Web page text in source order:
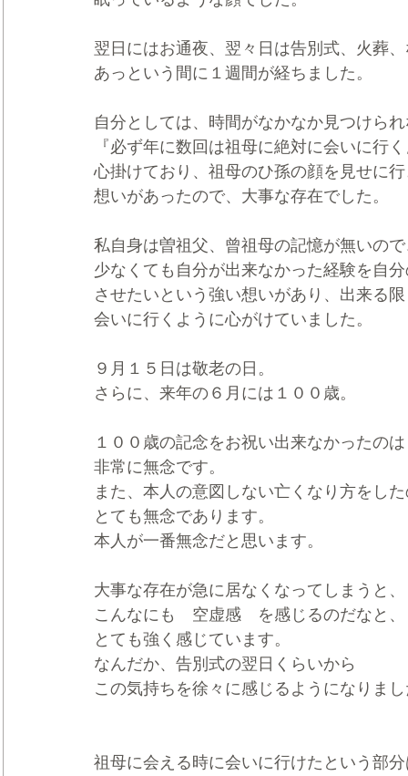
翌日にはお通夜、翌々日は告別式、火葬
あっという間に１週間が経ちました。
自分としては、時間がなかなか見つけら
『必ず年に数回は祖母に絶対に会いに行
心掛けており、祖母のひ孫の顔を見せに
想いがあったので、大事な存在でした。
私自身は曽祖父、曾祖母の記憶が無いの
少なくても自分が出来なかった経験を自
させたいという強い想いがあり、出来る
会いに行くように心がけていました。
９月１５日は敬老の日。
さらに、来年の６月には１００歳。
１００歳の記念をお祝い出来なかったのは
非常に無念です。
また、本人の意図しない亡くなり方をし
とても無念であります。
本人が一番無念だと思います。
大事な存在が急に居なくなってしまうと、
こんなにも　空虚感　を感じるのだなと、
とても強く感じています。
なんだか、告別式の翌日くらいから
この気持ちを徐々に感じるようになりま
祖母に会える時に会いに行けたという部